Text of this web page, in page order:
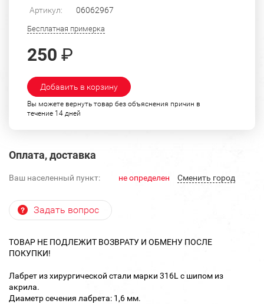
Артикул: 06062967
Бесплатная примерка
250 ₽
Добавить в корзину
Вы можете вернуть товар без объяснения причин в
течение 14 дней
Оплата, доставка
Ваш населенный пункт: не определен Cменить город
Задать вопрос
ТОВАР НЕ ПОДЛЕЖИТ ВОЗВРАТУ И ОБМЕНУ ПОСЛЕ
ПОКУПКИ!
Лабрет из хирургической стали марки 316L с шипом из
акрила.
Диаметр сечения лабрета: 1,6 мм.